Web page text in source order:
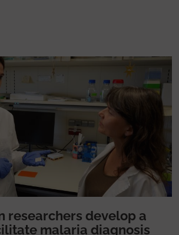
researchers develop a
malaria diagnosis